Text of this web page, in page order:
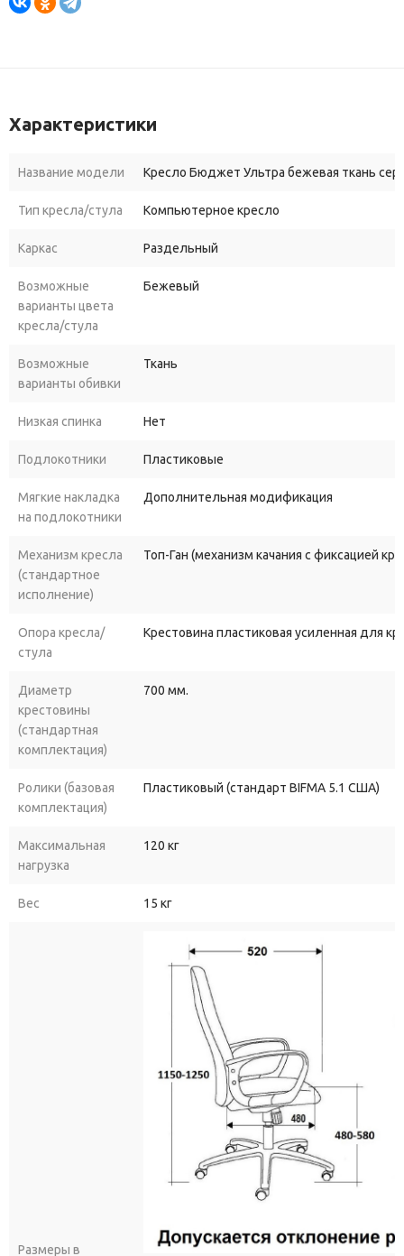
Характеристики
Название модели Кресло Бюджет Ультра бежевая ткань
Тип кресла/стула Компьютерное кресло
Каркас Раздельный
Возможные
варианты цвета
кресла/стула
Бежевый
Возможные
варианты обивки
Ткань
Низкая спинка Нет
Подлокотники Пластиковые
Мягкие накладка
на подлокотники
Дополнительная модификация
Механизм кресла
(стандартное
исполнение)
Топ-Ган (механизм качания с фиксацией
Опора кресла/
стула
Крестовина пластиковая усиленная для
Диаметр
крестовины
(стандартная
комплектация)
700 мм.
Ролики (базовая
комплектация)
Пластиковый (стандарт BIFMA 5.1 США)
Максимальная
нагрузка
120 кг
Вес 15 кг
Размеры в